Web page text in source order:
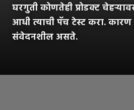
घरगुती कोणतेही प्रोडक्ट
आधी त्याची पॅच टेस्ट करा.
संवेदनशील असते.